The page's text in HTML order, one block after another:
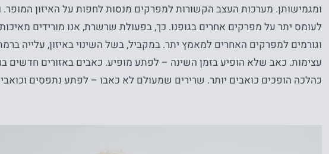
ומגמישותן. מערכות העצב הקשורות למפרקים מנסות לחפות על האיזון המופר.
לעומס יתר על מפרקים אחרים בגופנו. כך, בפעולת שרשרת, אנו מורידים
וגורמים למפרקים האחרים למאמץ יתר. במקביל, בשל השינוי באיזון, עלייה
עצימות. כאב שלא הופיע בזמן השינה – לפתע מופיע. כאבים באזורים חדשים
כהלכה הופכים כואבים יותר. שרירים שמעולם לא כאבו – לפתע נתפסים